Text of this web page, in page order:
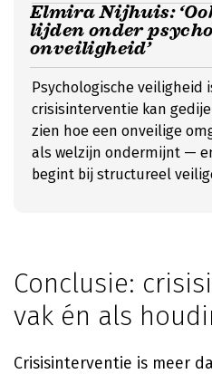
Elmira Nijhuis:
lijden onder
onveiligheid’
Psychologische veiligheid
crisisinterventie kan
zien hoe een onveilige
als welzijn ondermijnt —
begint bij structureel
Conclusie:
vak én als
Crisisinterventie is meer